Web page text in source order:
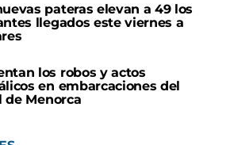
pateras elevan a 49 los
llegados este viernes a
los robos y actos
en embarcaciones del
de Menorca